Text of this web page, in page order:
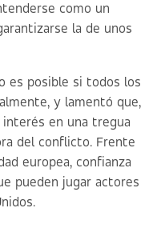
como un
la de unos
es posible si todos los
y lamentó que,
interés en una tregua
del conflicto. Frente
europea, confianza
pueden jugar actores